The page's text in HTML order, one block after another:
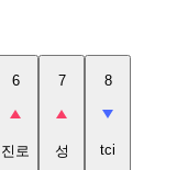
6
진로
7
성
8
tci